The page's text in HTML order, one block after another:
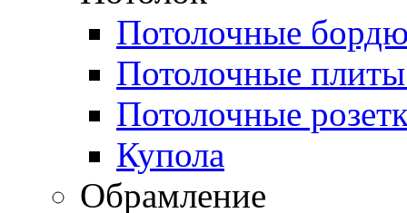
Потолочные
Потолочные
Потолочные
Купола
Обрамление